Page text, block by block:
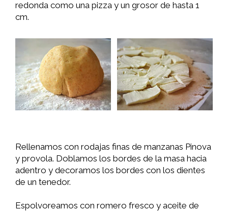
redonda como una pizza y un grosor de hasta 1
cm.
Rellenamos con rodajas finas de manzanas Pinova
y provola. Doblamos los bordes de la masa hacia
adentro y decoramos los bordes con los dientes
de un tenedor.
Espolvoreamos con romero fresco y aceite de